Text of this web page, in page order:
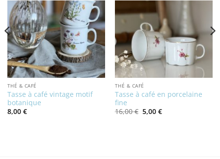
THÉ & CAFÉ
Tasse à café vintage motif
botanique
8,00 €
THÉ & CAFÉ
Tasse à café en porcelaine
fine
16,00€ Le
prix
5,00 €Le